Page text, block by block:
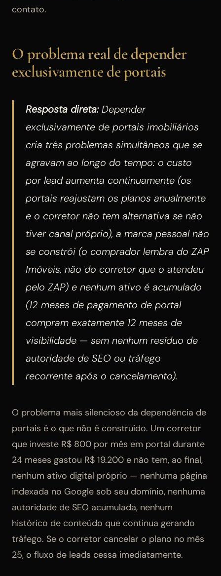
contato.
O problema real de depender
exclusivamente de portais
Resposta direta:Depender
exclusivamente de portais imobiliários
cria três problemas simultâneos que se
agravam ao longo do tempo: o custo
por lead aumenta continuamente (os
portais reajustam os planos anualmente
e o corretor não tem alternativa se não
tiver canal próprio), a marca pessoal não
se constrói (o comprador lembra do ZAP
Imóveis, não do corretor que o atendeu
pelo ZAP) e nenhum ativo é acumulado
(12 meses de pagamento de portal
compram exatamente 12 meses de
visibilidade — sem nenhum resíduo de
autoridade de SEO ou tráfego
recorrente após o cancelamento).
O problema mais silencioso da dependência de
portais é o que não é construído. Um corretor
que investe R$ 800 por mês em portal durante
24 meses gastou R$ 19.200 e não tem, ao final,
nenhum ativo digital próprio — nenhuma página
indexada no Google sob seu domínio, nenhuma
autoridade de SEO acumulada, nenhum
histórico de conteúdo que continua gerando
tráfego. Se o corretor cancelar o plano no mês
25, o fluxo de leads cessa imediatamente.